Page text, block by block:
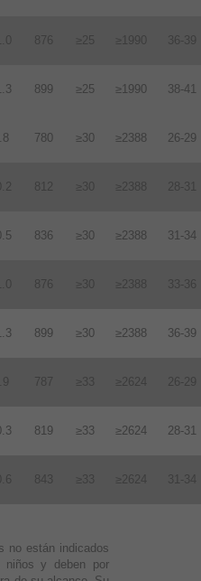
876 ≥25 ≥1990 36-39
899 ≥25 ≥1990 38-41
780 ≥30 ≥2388 26-29
812 ≥30 ≥2388 28-31
836 ≥30 ≥2388 31-34
876 ≥30 ≥2388 33-36
899 ≥30 ≥2388 36-39
787 ≥33 ≥2624 26-29
819 ≥33 ≥2624 28-31
843 ≥33 ≥2624 31-34
no están indicados
niños y deben por